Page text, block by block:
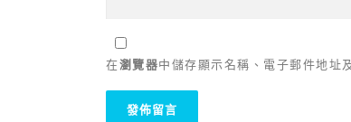
在瀏覽器中儲存顯示名稱、電子郵件地址